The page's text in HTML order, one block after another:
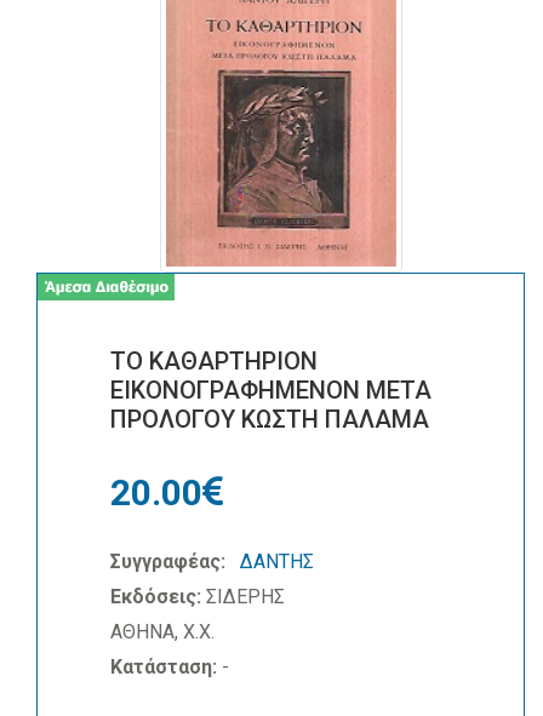
ΤΟ ΚΑΘΑΡΤΗΡΙΟΝ
ΕΙΚΟΝΟΓΡΑΦΗΜΕΝΟΝ ΜΕΤΑ
ΠΡΟΛΟΓΟΥ ΚΩΣΤΗ ΠΑΛΑΜΑ
20.00
Συγγραφέας:
ΔΑΝΤΗΣ
Εκδόσεις: ΣΙΔΕΡΗΣ
ΑΘΗΝΑ, Χ.Χ.
Κατάσταση: -